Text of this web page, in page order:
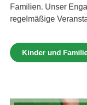
Familien. Unser
regelmäßige
Kinder und